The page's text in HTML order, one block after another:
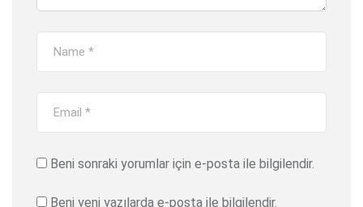
Beni sonraki yorumlar için e-posta ile bilgilendir.
Beni yeni yazılarda e-posta ile bilgilendir.